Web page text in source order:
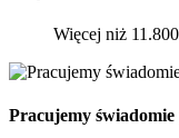
Więcej niż
Pracujemy